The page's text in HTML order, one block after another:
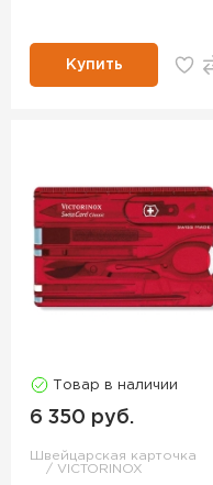
Купить
Товар в наличии
6 350 руб.
Швейцарская карточка
VICTORINOX